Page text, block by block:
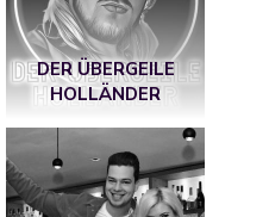
DER ÜBERGEILE
HOLLÄNDER